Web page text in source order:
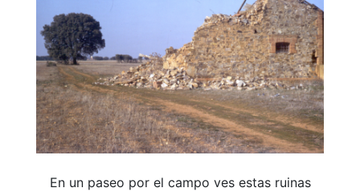
En un paseo por el campo ves estas ruinas